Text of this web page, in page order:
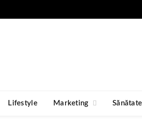
Lifestyle Marketing Sănătate